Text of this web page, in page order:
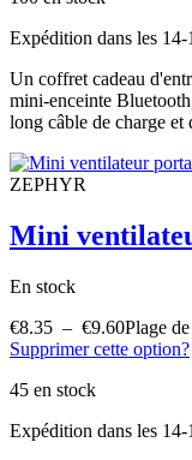
Expédition dans les
Un coffret cadeau
mini-enceinte
long câble de charge
ZEPHYR
Mini
En stock
€8.35 – €9.60Plage
Supprimer cette option?
45 en stock
Expédition dans les